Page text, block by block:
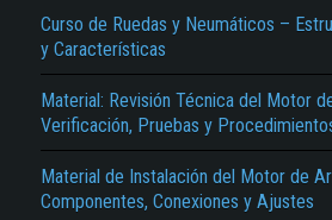
Curso de Ruedas y Neumáticos –
y Características
Material: Revisión Técnica del Motor
Verificación, Pruebas y
Material de Instalación del Motor de
Componentes, Conexiones y Ajustes